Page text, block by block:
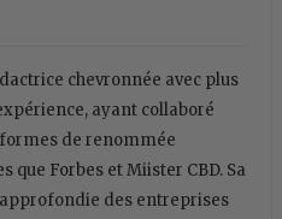
chevronnée avec plus
ayant collaboré
de renommée
que Forbes et Miister CBD. Sa
des entreprises